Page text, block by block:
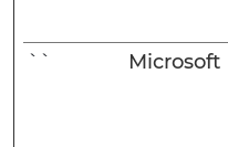
`` Microsoft